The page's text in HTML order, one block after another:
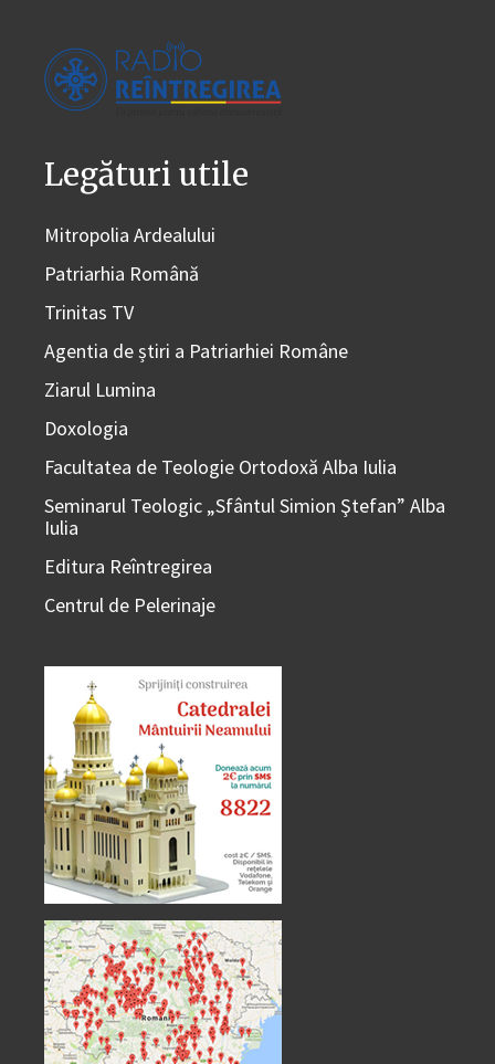
Legături utile
Mitropolia Ardealului
Patriarhia Română
Trinitas TV
Agentia de știri a Patriarhiei Române
Ziarul Lumina
Doxologia
Facultatea de Teologie Ortodoxă Alba Iulia
Seminarul Teologic „Sfântul Simion Ştefan” Alba
Iulia
Editura Reîntregirea
Centrul de Pelerinaje